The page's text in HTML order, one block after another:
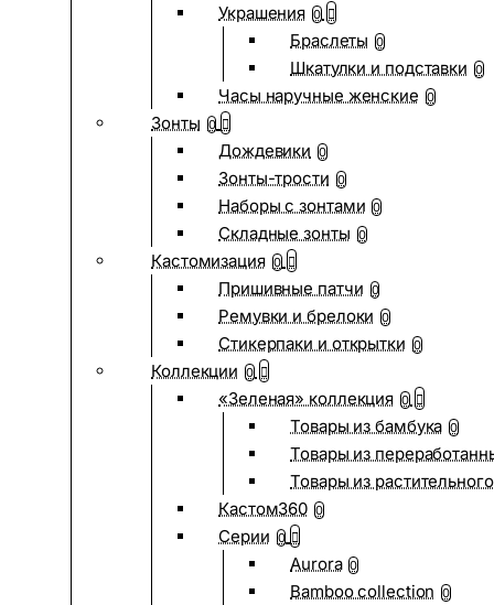
Украшения 0
Браслеты 0
Шкатулки и подставки 0
Часы наручные женские 0
Зонты 0
Дождевики 0
Зонты-трости 0
Наборы с зонтами 0
Складные зонты 0
Кастомизация 0
Пришивные патчи 0
Ремувки и брелоки 0
Стикерпаки и открытки 0
Коллекции 0
«Зеленая» коллекция 0
Товары из бамбука 0
Товары из
Товары из
Кастом360 0
Серии 0
Aurora 0
Bamboo collection 0